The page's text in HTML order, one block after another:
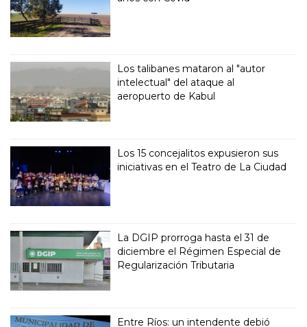
Los talibanes mataron al "autor
intelectual" del ataque al
aeropuerto de Kabul
Los 15 concejalitos expusieron sus
iniciativas en el Teatro de La Ciudad
La DGIP prorroga hasta el 31 de
diciembre el Régimen Especial de
Regularización Tributaria
Entre Ríos: un intendente debió